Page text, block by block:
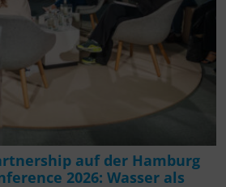
auf der Hamburg
2026: Wasser als